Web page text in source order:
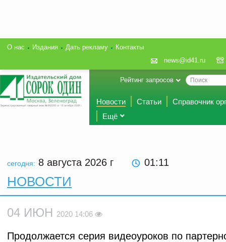
О нас Издания Дать рекламу
Контакты
news@id41.ru
Рейтинг запросов
Новости Статьи
Справочник
Ещё
сегодня: 8 августа 2026 г 01:11
НОВОСТИ
04 ИЮН 2020 14:06
Продолжается серия видеоуроков по